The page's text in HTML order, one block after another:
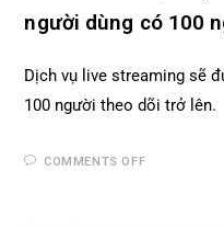
người dùng có 100
Dịch vụ live streaming sẽ
100 người theo dõi trở lên.
COMMENTS OFF